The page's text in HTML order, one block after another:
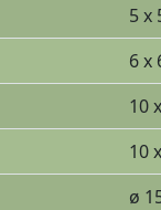
5 x
6 x
10
10
ø